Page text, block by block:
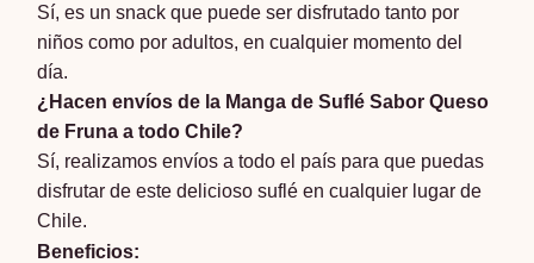
Sí, es un snack que puede ser disfrutado tanto por
niños como por adultos, en cualquier momento del
día.
¿Hacen envíos de la Manga de Suflé Sabor Queso
de Fruna a todo Chile?
Sí, realizamos envíos a todo el país para que puedas
disfrutar de este delicioso suflé en cualquier lugar de
Chile.
Beneficios: